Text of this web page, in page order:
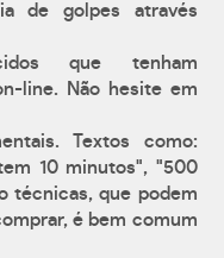
de golpes através
que tenham
line. Não hesite em
Textos como:
10 minutos", "500
técnicas, que podem
é bem comum